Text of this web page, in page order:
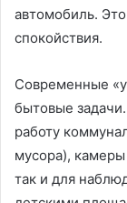
автомобиль.
спокойствия.
Современные
бытовые
работу
мусора), камеры
так и для